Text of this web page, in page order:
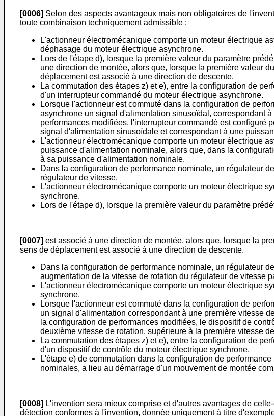
[0006] Selon des aspects avantageux mais non obligatoires de
toute combinaison techniquement admissible :
L'actionneur électromécanique comporte un moteur électrique
déphasage du moteur électrique asynchrone.
Lors de l'étape d), lorsque la première valeur du paramètre
une direction de montée, alors que, lorsque la première valeur
déplacement est associé à une direction de descente.
La commutation des étapes z) et e), entre la configuration de
d'un interrupteur commandé du moteur électrique asynchrone.
Lorsque l'actionneur est commuté dans la configuration de
asynchrone un signal d'alimentation sinusoïdal, correspondant
performances modifiées, l'interrupteur commandé est configuré
signal d'alimentation sinusoïdale et correspondant à une
L'actionneur électromécanique comporte un moteur électrique
puissance d'alimentation nominale, alors que, dans la
à sa puissance d'alimentation nominale.
Dans la configuration de performance nominale, un régulateur
régulateur de vitesse.
L'actionneur électromécanique comporte un moteur électrique
synchrone.
Lors de l'étape d), lorsque la première valeur du paramètre
[0007] est associé à une direction de montée, alors que, lorsque la
sens de déplacement est associé à une direction de descente.
Dans la configuration de performance nominale, un régulateur
augmentation de la vitesse de rotation du régulateur de vitesse
L'actionneur électromécanique comporte un moteur électrique
synchrone.
Lorsque l'actionneur est commuté dans la configuration de
un signal d'alimentation correspondant à une première vitesse
la configuration de performances modifiées, le dispositif de
deuxième vitesse de rotation, supérieure à la première vitesse
La commutation des étapes z) et e), entre la configuration de
d'un dispositif de contrôle du moteur électrique synchrone.
L'étape e) de commutation dans la configuration de
nominales, a lieu au démarrage d'un mouvement de montée
[0008] L'invention sera mieux comprise et d'autres avantages de
détection conformes à l'invention, donnée uniquement à titre